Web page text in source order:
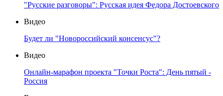
"Русские разговоры": Русская идея Федора Достоевского
Видео
Будет ли "Новороссийский консенсус"?
Видео
Онлайн-марафон проекта "Точки Роста": День пятый -
Россия